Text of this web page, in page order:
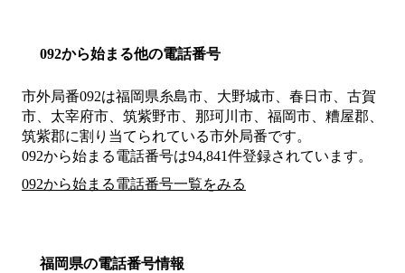
092から始まる他の電話番号
市外局番092は福岡県糸島市、大野城市、春日市、古賀
市、太宰府市、筑紫野市、那珂川市、福岡市、糟屋郡、
筑紫郡に割り当てられている市外局番です。
092から始まる電話番号は94,841件登録されています。
092から始まる電話番号一覧をみる
福岡県の電話番号情報